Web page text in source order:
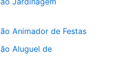
Animador de Festas
Aluguel de